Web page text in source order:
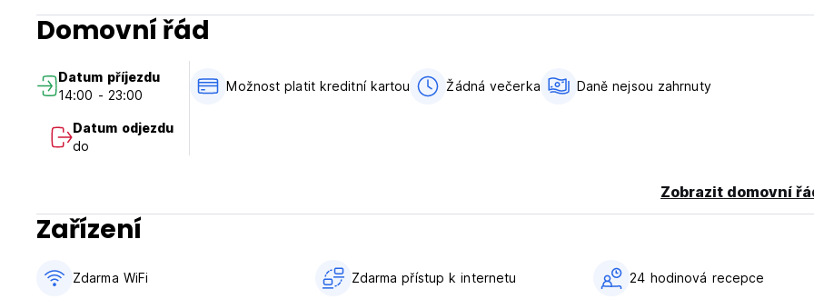
Zásady a podmínky Corona Rodier
Odhlášení od 6:00 do 12:00.
Storno podmínky: 48 hodin před příjezdem. Platba při příjezdu v hotovosti, kreditními kartami, debetními kartami. Toto
může provést předběžnou autorizaci vaší kreditní karty.
Všeobecné:
Žádný zákaz vycházení.
(Auto-translated from original language)
Domovní řád
Datum příjezdu
14:00 - 23:00
Datum odjezdu
do
Možnost platit kreditní kartou Žádná večerka Daně nejsou zahrnuty
Zobrazit domovní
Zařízení
Zdarma WiFi Zdarma přístup k internetu 24 hodinová recepce